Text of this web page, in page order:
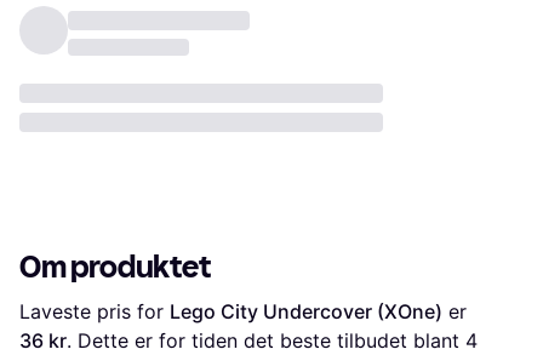
Om produktet
Laveste pris for Lego City Undercover (XOne)
36 kr. Dette er for tiden det beste tilbudet blant 4